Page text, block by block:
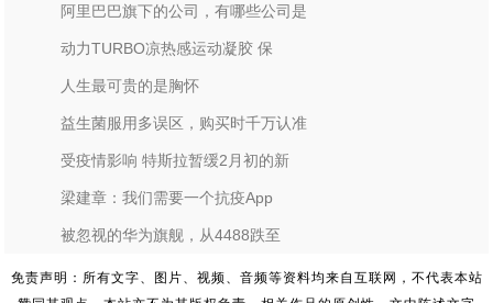
阿里巴巴旗下的公司，有哪些公司是
动力TURBO凉热感运动凝胶 保
人生最可贵的是胸怀
益生菌服用多误区，购买时千万认准
受疫情影响 特斯拉暂缓2月初的新
梁建章：我们需要一个抗疫App
被忽视的华为旗舰，从4488跌至
免责声明：所有文字、图片、视频、音频等资料均来自互联网，不代表本站